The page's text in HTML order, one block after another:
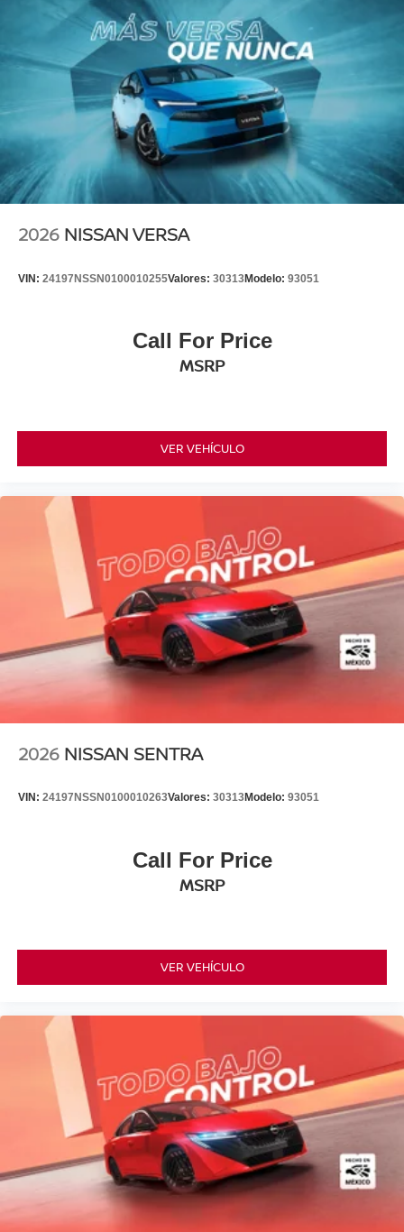
2026 NISSAN VERSA
VIN: 24197NSSN0100010255Valores: 30313Modelo: 93051
Call For Price
MSRP
VER VEHÍCULO
2026 NISSAN SENTRA
VIN: 24197NSSN0100010263Valores: 30313Modelo: 93051
Call For Price
MSRP
VER VEHÍCULO